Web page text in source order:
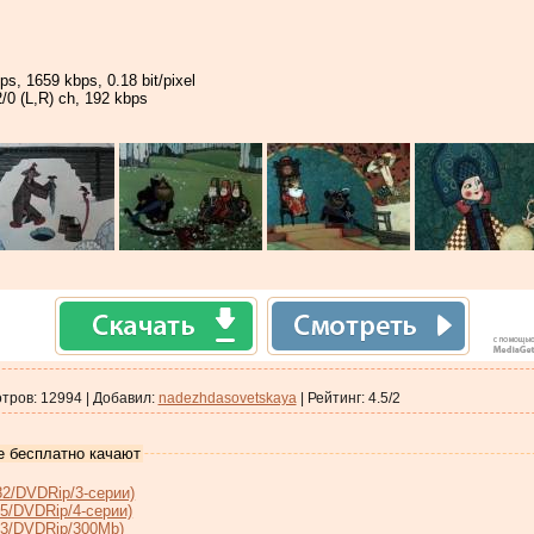
1659 kbps, 0.18 bit/pixel
(L,R) ch, 192 kbps
: 12994| Добавил: nadezhdasovetskaya Рейтинг: 4.5/2
качают
DVDRip/3-серии)
DVDRip/4-серии)
DVDRip/300Mb)